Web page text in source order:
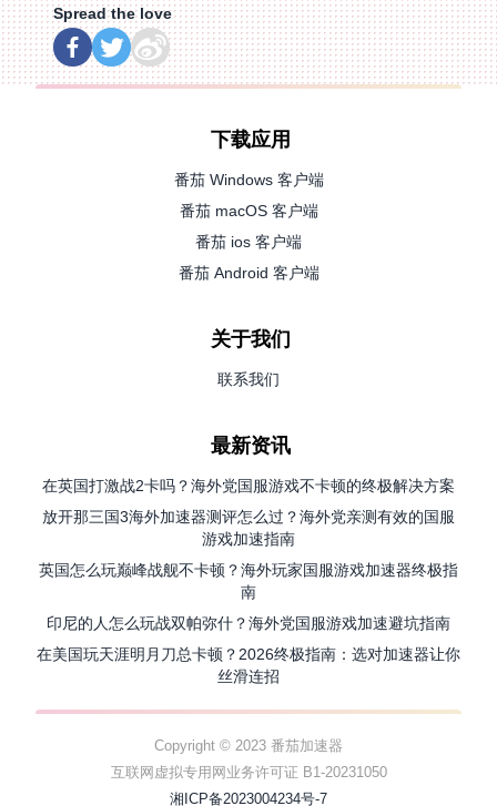
Spread the love
下载应用
番茄 Windows 客户端
番茄 macOS 客户端
番茄 ios 客户端
番茄 Android 客户端
关于我们
联系我们
最新资讯
在英国打激战2卡吗？海外党国服游戏不卡顿的终极解决方案
放开那三国3海外加速器测评怎么过？海外党亲测有效的国服
游戏加速指南
英国怎么玩巅峰战舰不卡顿？海外玩家国服游戏加速器终极指
南
印尼的人怎么玩战双帕弥什？海外党国服游戏加速避坑指南
在美国玩天涯明月刀总卡顿？2026终极指南：选对加速器让你
丝滑连招
Copyright © 2023 番茄加速器
互联网虚拟专用网业务许可证 B1-20231050
湘ICP备2023004234号-7